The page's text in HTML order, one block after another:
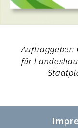
Auftraggeber:
für